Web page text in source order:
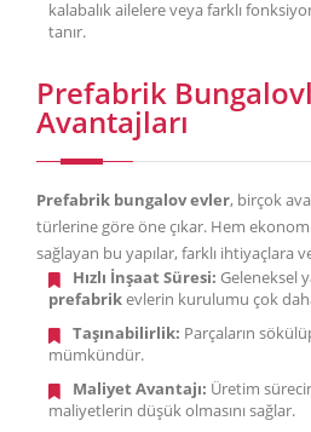
kalabalık ailelere veya farklı
tanır.
Prefabrik
Avantajları
Prefabrik bungalov evler, birçok
türlerine göre öne çıkar. Hem
sağlayan bu yapılar, farklı ihtiyaçlara
Hızlı İnşaat Süresi: Geleneksel
prefabrikevlerin kurulumu çok
Taşınabilirlik: Parçaların
mümkündür.
Maliyet Avantajı: Üretim
maliyetlerin düşük olmasını sağlar.